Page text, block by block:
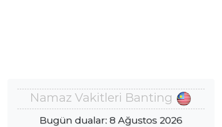
Namaz Vakitleri Banting
Bugün dualar: 8 Ağustos 2026